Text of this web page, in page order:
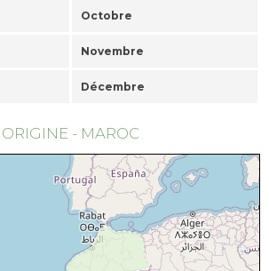
Octobre
Novembre
Décembre
ORIGINE - MAROC